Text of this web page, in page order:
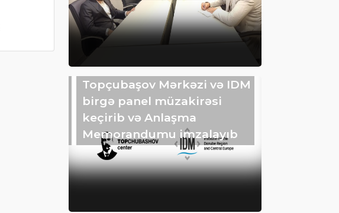
Topçubaşov Mərkəzi və IDM
birgə panel müzakirəsi
keçirib və Anlaşma
Memorandumu imzalayıb